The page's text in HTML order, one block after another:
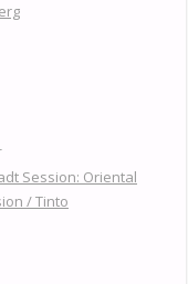
Session: Oriental
/ Tinto